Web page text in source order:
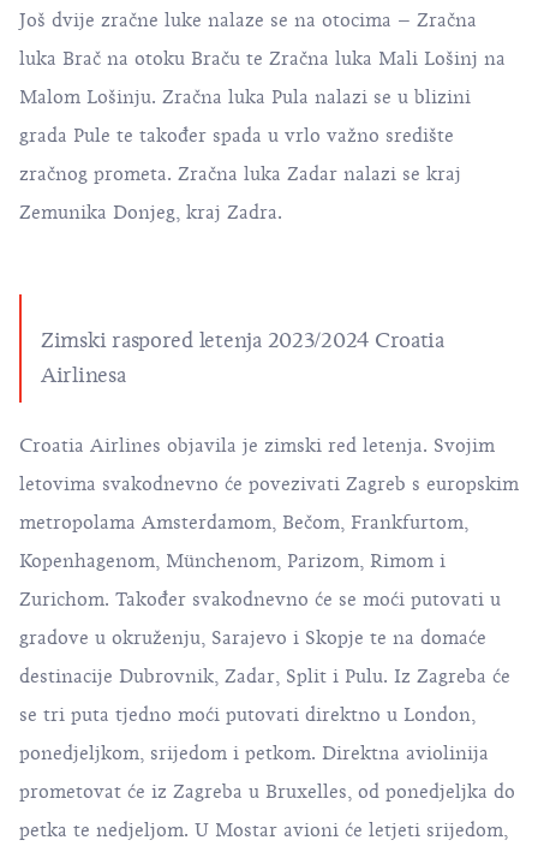
Još dvije zračne luke nalaze se na otocima – Zračna
luka Brač na otoku Braču te Zračna luka Mali Lošinj na
Malom Lošinju. Zračna luka Pula nalazi se u blizini
grada Pule te također spada u vrlo važno središte
zračnog prometa. Zračna luka Zadar nalazi se kraj
Zemunika Donjeg, kraj Zadra.
Zimski raspored letenja 2023/2024 Croatia
Airlinesa
Croatia Airlines objavila je zimski red letenja. Svojim
letovima svakodnevno će povezivati Zagreb s europskim
metropolama Amsterdamom, Bečom, Frankfurtom,
Kopenhagenom, Münchenom, Parizom, Rimom i
Zurichom. Također svakodnevno će se moći putovati u
gradove u okruženju, Sarajevo i Skopje te na domaće
destinacije Dubrovnik, Zadar, Split i Pulu. Iz Zagreba će
se tri puta tjedno moći putovati direktno u London,
ponedjeljkom, srijedom i petkom. Direktna aviolinija
prometovat će iz Zagreba u Bruxelles, od ponedjeljka do
petka te nedjeljom. U Mostar avioni će letjeti srijedom,